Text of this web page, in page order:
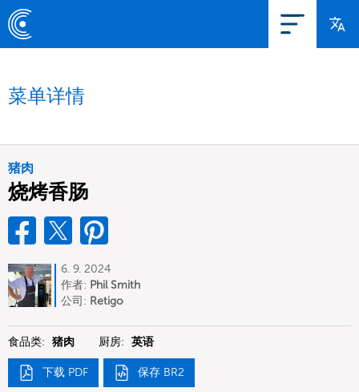
菜单详情
猪肉
烧烤香肠
6. 9. 2024
作者: Phil Smith
公司: Retigo
食品类: 猪肉 厨房: 英语
下载 PDF 保存 BR2